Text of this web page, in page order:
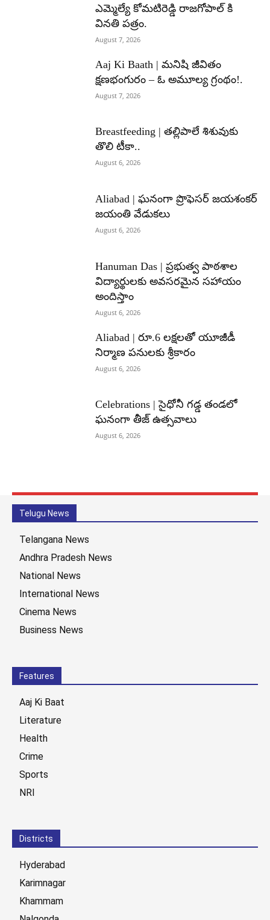
ఎమ్మెల్యే కోమటిరెడ్డి రాజగోపాల్ కి
వినతి పత్రం.
August 7, 2026
Aaj Ki Baath | మనిషి జీవితం
క్షణభంగురం – ఓ అమూల్య గ్రంథం!.
August 7, 2026
Breastfeeding | తల్లిపాలే శిశువుకు
తొలి టీకా..
August 6, 2026
Aliabad | ఘనంగా ప్రొఫెసర్ జయశంకర్
జయంతి వేడుకలు
August 6, 2026
Hanuman Das | ప్రభుత్వ పాఠశాల
విద్యార్థులకు అవసరమైన సహాయం
అందిస్తాం
August 6, 2026
Aliabad | రూ.6 లక్షలతో యూజీడీ
నిర్మాణ పనులకు శ్రీకారం
August 6, 2026
Celebrations | సైధోనీ గడ్డ తండలో
ఘనంగా తీజ్ ఉత్సవాలు
August 6, 2026
Telugu News
Telangana News
Andhra Pradesh News
National News
International News
Cinema News
Business News
Features
Aaj Ki Baat
Literature
Health
Crime
Sports
NRI
Districts
Hyderabad
Karimnagar
Khammam